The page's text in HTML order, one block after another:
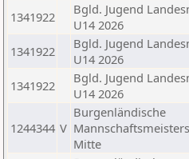
1341922
Bgld. Jugend
U14 2026
1341922
Bgld. Jugend
U14 2026
1341922
Bgld. Jugend
U14 2026
1244344 V
Burgenländische
Mitte